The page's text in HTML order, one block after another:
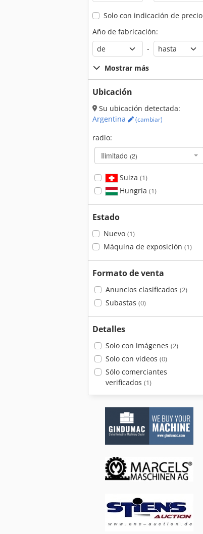
Solo con indicación de precio
Año de fabricación:
-
Mostrar más
Ubicación
Su ubicación detectada:
Argentina
(cambiar)
radio:
Ilimitado (2)
Suiza (1)
Hungría (1)
Estado
Nuevo (1)
Máquina de exposición (1)
Formato de venta
Anuncios clasificados (2)
Subastas (0)
Detalles
Solo con imágenes (2)
Solo con videos (0)
Sólo comerciantes
verificados (1)